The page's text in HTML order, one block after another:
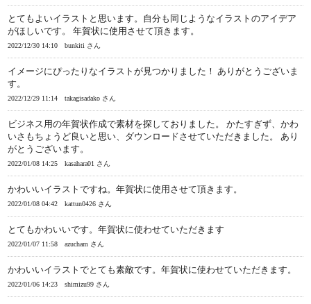
とてもよいイラストと思います。自分も同じようなイラストのアイデア
がほしいです。 年賀状に使用させて頂きます。
2022/12/30 14:10 bunkiti さん
イメージにぴったりなイラストが見つかりました！ ありがとうございま
す。
2022/12/29 11:14 takagisadako さん
ビジネス用の年賀状作成で素材を探しておりました。 かたすぎず、かわ
いさもちょうど良いと思い、ダウンロードさせていただきました。 あり
がとうございます。
2022/01/08 14:25 kasahara01 さん
かわいいイラストですね。年賀状に使用させて頂きます。
2022/01/08 04:42 kattun0426 さん
とてもかわいいです。年賀状に使わせていただきます
2022/01/07 11:58 azucham さん
かわいいイラストでとても素敵です。年賀状に使わせていただきます。
2022/01/06 14:23 shimizu99 さん